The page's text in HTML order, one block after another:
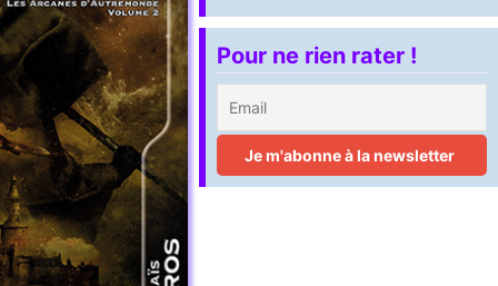
Pour ne rien rater !